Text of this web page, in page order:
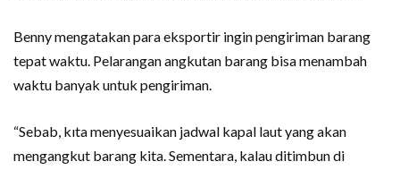
Benny mengatakan para eksportir ingin pengiriman barang
tepat waktu. Pelarangan angkutan barang bisa menambah
waktu banyak untuk pengiriman.
“Sebab, kıta menyesuaikan jadwal kapal laut yang akan
mengangkut barang kita. Sementara, kalau ditimbun di